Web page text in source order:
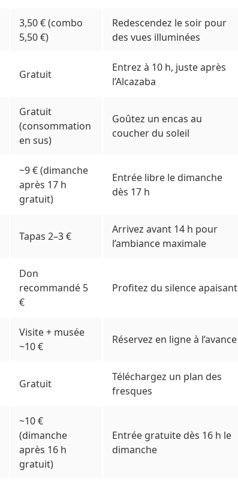
3,50 € (combo
5,50 €)
Redescendez le soir pour
des vues illuminées
Gratuit
Entrez à 10 h, juste après
l’Alcazaba
Gratuit
(consommation
en sus)
Goûtez un encas au
coucher du soleil
~9 € (dimanche
après 17 h
gratuit)
Entrée libre le dimanche
dès 17 h
Tapas 2–3 €
Arrivez avant 14 h pour
l’ambiance maximale
Don
recommandé 5
€
Profitez du silence apaisant
Visite + musée
~10 €
Réservez en ligne à l’avance
Gratuit
Téléchargez un plan des
fresques
~10 €
(dimanche
après 16 h
gratuit)
Entrée gratuite dès 16 h le
dimanche